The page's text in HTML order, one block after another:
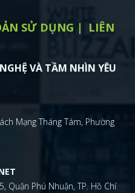
SỬ DỤNG
LIÊN
VÀ TẦM NHÌN YÊU
Mạng Tháng Tám, Phường
Quận Phú Nhuận, TP. Hồ Chí